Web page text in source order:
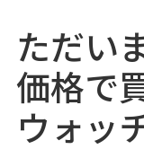
ただい
価格で
ウォッ